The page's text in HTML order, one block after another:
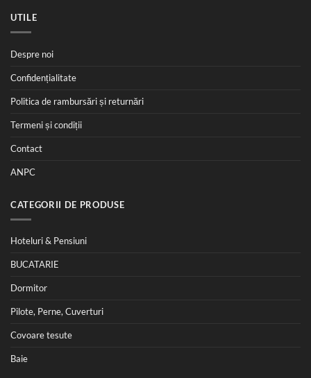
UTILE
Despre noi
Confidențialitate
Politica de rambursări și returnări
Termeni și condiții
Contact
ANPC
CATEGORII DE PRODUSE
Hoteluri & Pensiuni
BUCATARIE
Dormitor
Pilote, Perne, Cuverturi
Covoare tesute
Baie